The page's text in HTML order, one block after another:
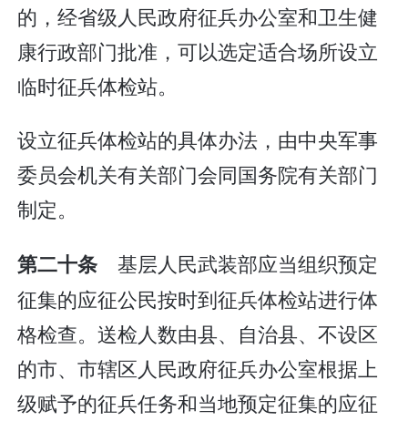
的，经省级人民政府征兵办公室和卫生健
康行政部门批准，可以选定适合场所设立
临时征兵体检站。
设立征兵体检站的具体办法，由中央军事
委员会机关有关部门会同国务院有关部门
制定。
第二十条 基层人民武装部应当组织预定
征集的应征公民按时到征兵体检站进行体
格检查。送检人数由县、自治县、不设区
的市、市辖区人民政府征兵办公室根据上
级赋予的征兵任务和当地预定征集的应征